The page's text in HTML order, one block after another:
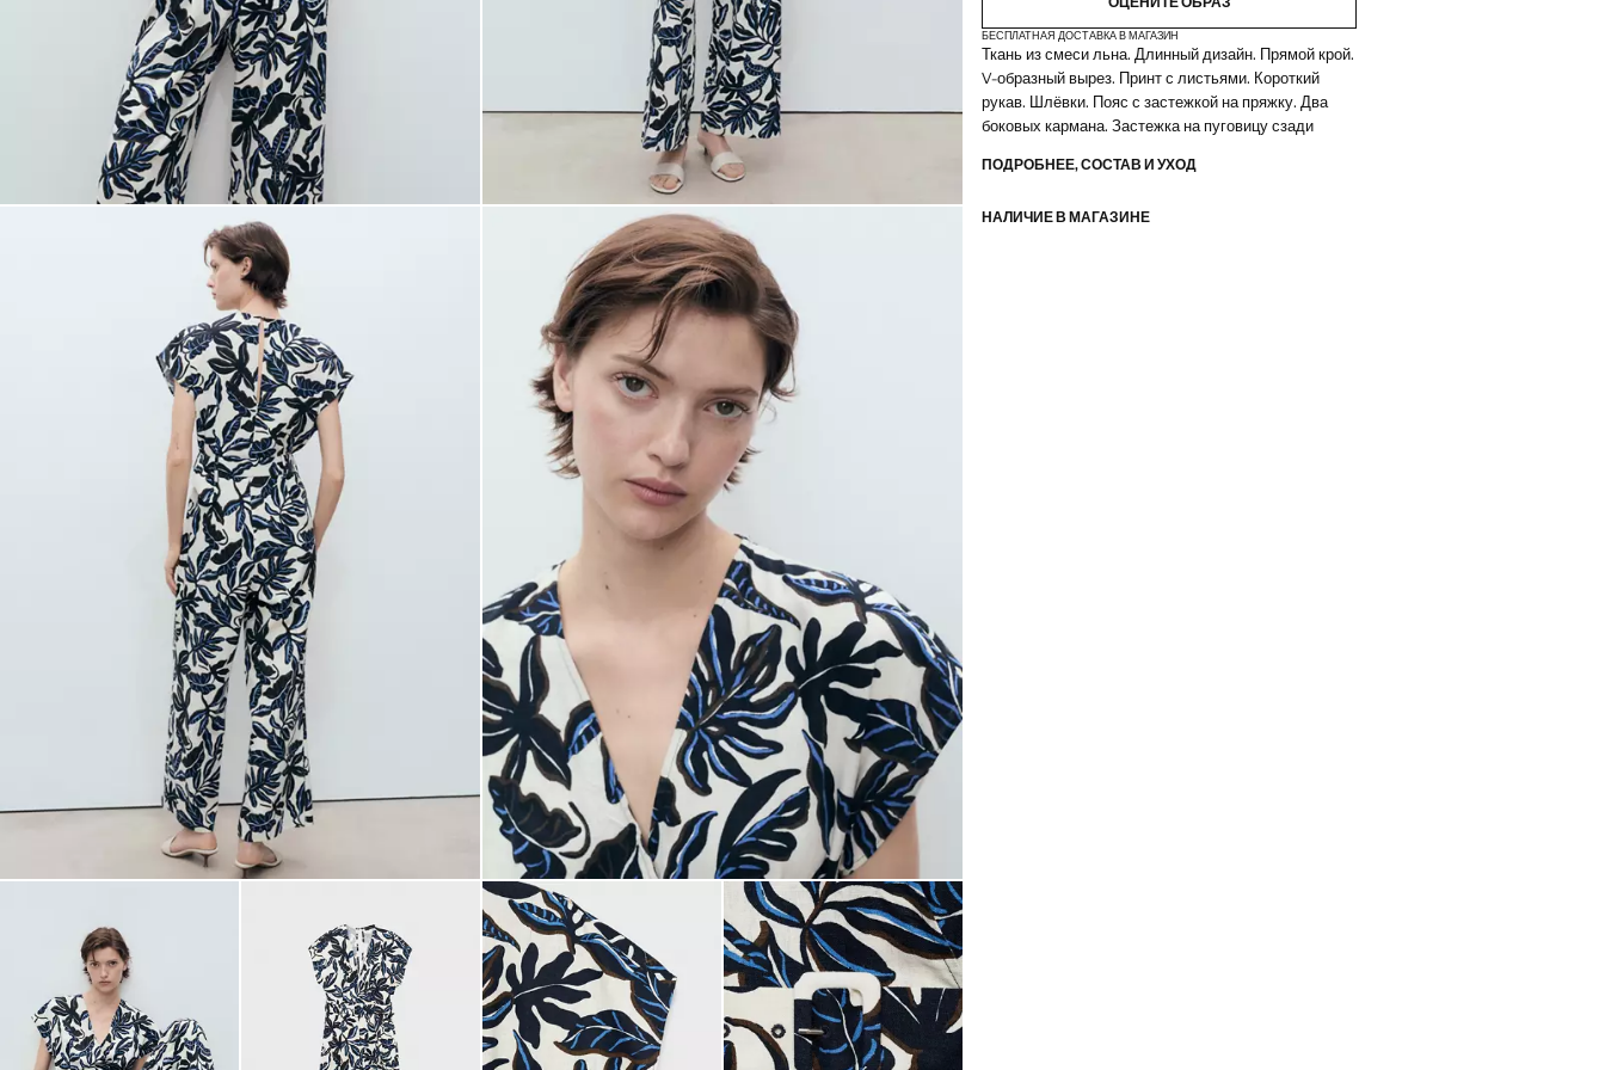
БЕСПЛАТНАЯ ДОСТАВКА В МАГАЗИН
Ткань из смеси льна. Длинный дизайн. Прямой крой.
V-образный вырез. Принт с листьями. Короткий
рукав. Шлёвки. Пояс с застежкой на пряжку. Два
боковых кармана. Застежка на пуговицу сзади
ПОДРОБНЕЕ, СОСТАВ И УХОД
НАЛИЧИЕ В МАГАЗИНЕ